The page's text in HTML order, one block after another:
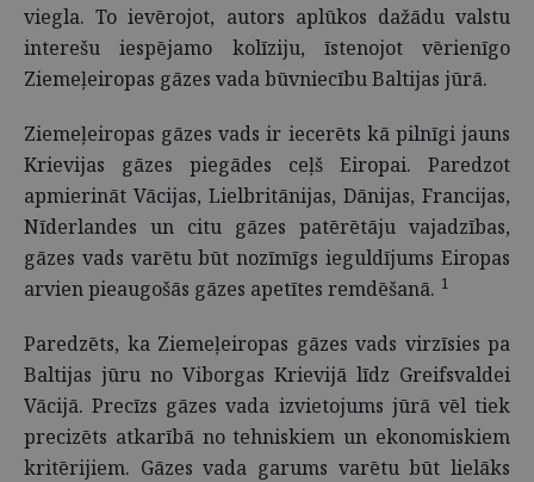
viegla. To ievērojot, autors aplūkos dažādu valstu
interešu iespējamo kolīziju, īstenojot vērienīgo
Ziemeļeiropas gāzes vada būvniecību Baltijas jūrā.
Ziemeļeiropas gāzes vads ir iecerēts kā pilnīgi jauns
Krievijas gāzes piegādes ceļš Eiropai. Paredzot
apmierināt Vācijas, Lielbritānijas, Dānijas, Francijas,
Nīderlandes un citu gāzes patērētāju vajadzības,
gāzes vads varētu būt nozīmīgs ieguldījums Eiropas
arvien pieaugošās gāzes apetītes remdēšanā. 1
Paredzēts, ka Ziemeļeiropas gāzes vads virzīsies pa
Baltijas jūru no Viborgas Krievijā līdz Greifsvaldei
Vācijā. Precīzs gāzes vada izvietojums jūrā vēl tiek
precizēts atkarībā no tehniskiem un ekonomiskiem
kritērijiem. Gāzes vada garums varētu būt lielāks